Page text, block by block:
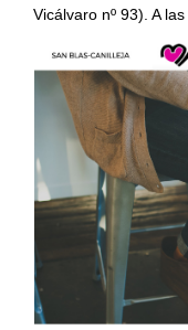
Vicálvaro nº 93). A las